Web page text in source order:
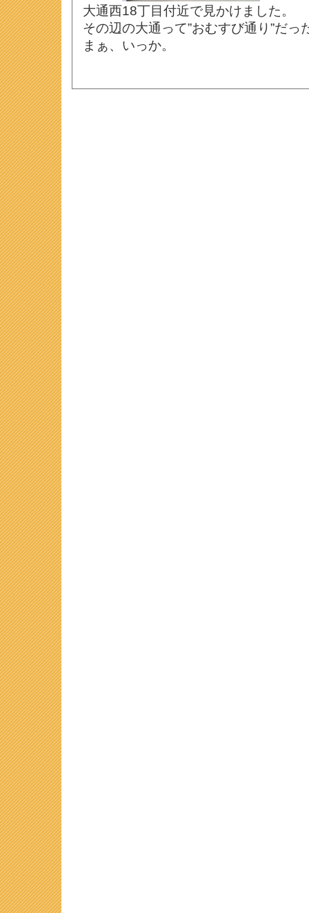
大通西18丁目付近で見かけました。
その辺の大通って”おむすび通り”だっ
まぁ、いっか。